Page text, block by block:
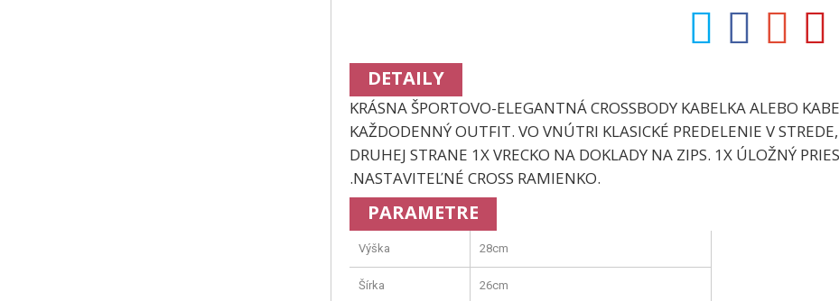
DETAILY
KRÁSNA ŠPORTOVO-ELEGANTNÁ CROSSBODY KABELKA ALEBO
KAŽDODENNÝ OUTFIT. VO VNÚTRI KLASICKÉ PREDELENIE V
DRUHEJ STRANE 1X VRECKO NA DOKLADY NA ZIPS. 1X ÚLOŽNÝ
.NASTAVITEĽNÉ CROSS RAMIENKO.
PARAMETRE
Výška 28cm
Šírka 26cm